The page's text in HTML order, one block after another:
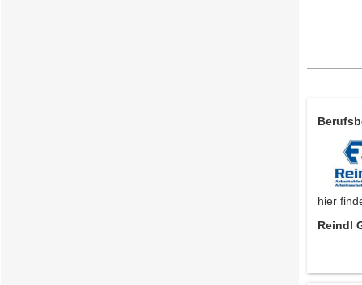
hier
Reindl